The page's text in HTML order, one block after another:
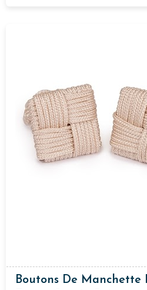
Boutons De Manchette